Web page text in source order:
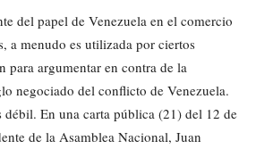
del papel de Venezuela en el comercio
a menudo es utilizada por ciertos
para argumentar en contra de la
negociado del conflicto de Venezuela.
débil. En una carta pública (21) del 12 de
de la Asamblea Nacional, Juan